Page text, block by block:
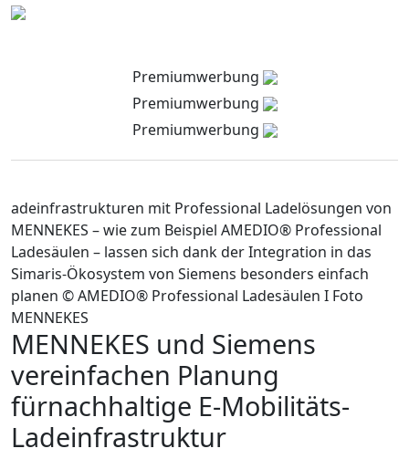
Premiumwerbung
Premiumwerbung
Premiumwerbung
adeinfrastrukturen mit Professional Ladelösungen von
MENNEKES – wie zum Beispiel AMEDIO® Professional
Ladesäulen – lassen sich dank der Integration in das
Simaris-Ökosystem von Siemens besonders einfach
planen © AMEDIO® Professional Ladesäulen I Foto
MENNEKES
MENNEKES und Siemens
vereinfachen Planung
fürnachhaltige E-Mobilitäts-
Ladeinfrastruktur